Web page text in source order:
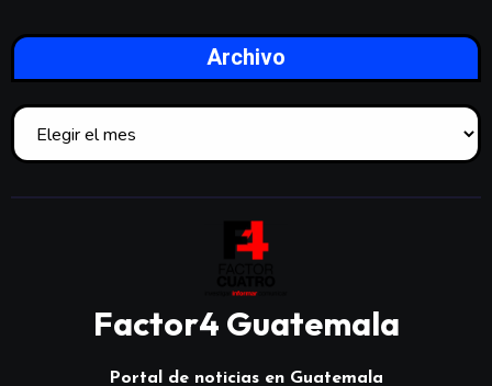
Archivo
Factor4 Guatemala
Portal de noticias en Guatemala